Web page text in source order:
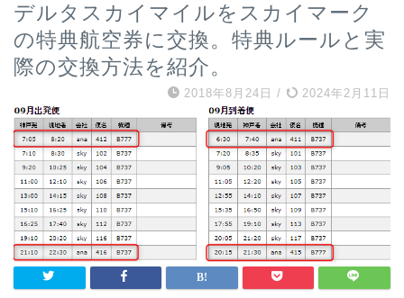
デルタスカイマイルをスカイマーク
の特典航空券に交換。特典ルールと実
際の交換方法を紹介。
2018年8月24日 / 2024年2月11日